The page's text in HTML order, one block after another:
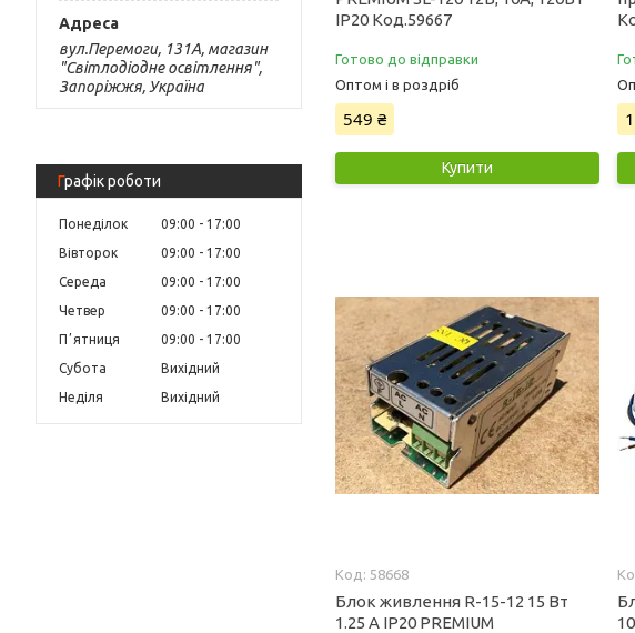
вул.Перемоги, 131А, магазин
"Світлодіодне освітлення",
Запоріжжя, Україна
Графік роботи
Понеділок 09:00
17:00
Вівторок
09:00
17:00
Середа
09:00
17:00
Четвер
09:00
17:00
Пʼятниця
09:00
17:00
Субота
Вихідний
Неділя
Вихідний
IP20 Код.59667
Готово до відправки
Оптом і в роздріб
549 ₴
Купити
58668
Блок живлення R-15-12 15 Вт
1.25 A IP20 PREMIUM